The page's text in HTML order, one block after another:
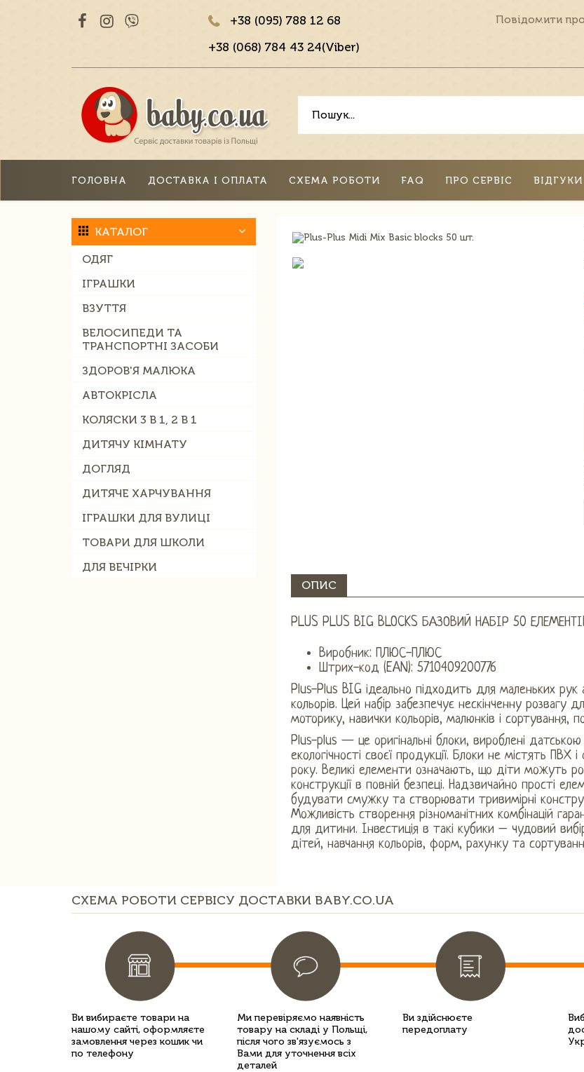
+38 (095) 788 12 68
+38 (068) 784 43 24(Viber)
Повідомити
ГОЛОВНА ДОСТАВКА І ОПЛАТА СХЕМА РОБОТИ FAQ ПРО СЕРВІС ВІДГУКИ
КАТАЛОГ
ОДЯГ
ІГРАШКИ
ВЗУТТЯ
ВЕЛОСИПЕДИ ТА
ТРАНСПОРТНІ ЗАСОБИ
ЗДОРОВ'Я МАЛЮКА
АВТОКРІСЛА
КОЛЯСКИ 3 В 1, 2 В 1
ДИТЯЧУ КІМНАТУ
ДОГЛЯД
ДИТЯЧЕ ХАРЧУВАННЯ
ІГРАШКИ ДЛЯ ВУЛИЦІ
ТОВАРИ ДЛЯ ШКОЛИ
ДЛЯ ВЕЧІРКИ
ОПИС
PLUS PLUS BIG BLOCKS БАЗОВИЙ НАБІР 50
Виробник: ПЛЮС-ПЛЮС
Штрих-код (EAN): 5710409200776
Plus-Plus BIG ідеально підходить для маленьких
кольорів. Цей набір забезпечує нескінченну розвагу
моторику, навички кольорів, малюнків і сортування,
Plus-plus — це оригінальні блоки, вироблені
екологічності своєї продукції. Блоки не містять ПВХ
року. Великі елементи означають, що діти можуть
конструкції в повній безпеці. Надзвичайно прості
будувати смужку та створювати тривимірні
Можливість створення різноманітних комбінацій
для дитини. Інвестиція в такі кубики – чудовий
дітей, навчання кольорів, форм, рахунку та
СХЕМА РОБОТИ СЕРВІСУ ДОСТАВКИ BABY.CO.UA
Ви вибираєте товари на
нашому сайті, оформляєте
замовлення через кошик чи
по телефону
Ми перевіряємо наявність
товару на складі у Польщі,
після чого зв'язуємось з
Вами для уточнення всіх
деталей
Ви здійснюєте
передоплату